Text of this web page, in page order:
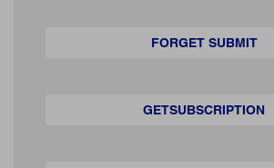
FORGET SUBMIT
GETSUBSCRIPTION